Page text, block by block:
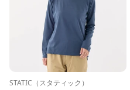
STATIC（スタティック）